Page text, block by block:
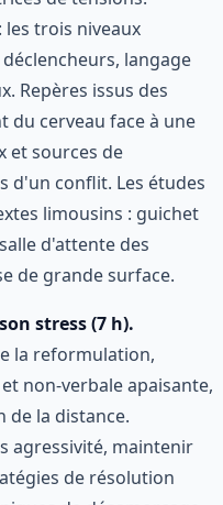
trois niveaux
langage
Repères issus des
du cerveau face à une
et sources de
d'un conflit. Les études
limousins : guichet
d'attente des
de grande surface.
stress (7 h).
la reformulation,
non-verbale apaisante,
de la distance.
agressivité, maintenir
de résolution